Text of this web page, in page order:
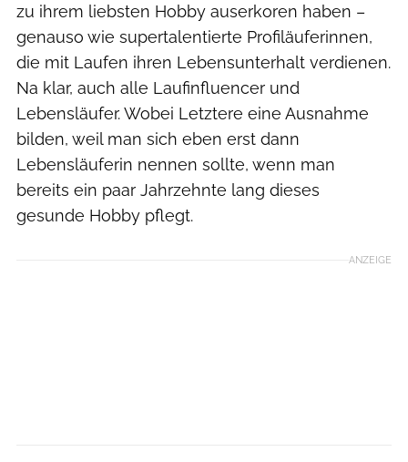
zu ihrem liebsten Hobby auserkoren haben –
genauso wie supertalentierte Profiläuferinnen,
die mit Laufen ihren Lebensunterhalt verdienen.
Na klar, auch alle Laufinfluencer und
Lebensläufer. Wobei Letztere eine Ausnahme
bilden, weil man sich eben erst dann
Lebensläuferin nennen sollte, wenn man
bereits ein paar Jahrzehnte lang dieses
gesunde Hobby pflegt.
ANZEIGE